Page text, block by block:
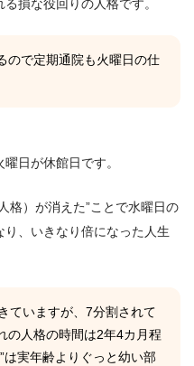
損な役回りの人格です。
ので定期通院も火曜日の仕
日が休館日です。
格）が消えた”ことで水曜日の
、いきなり倍になった人生
ていますが、7分割されて
の人格の時間は2年4カ月程
は実年齢よりぐっと幼い部